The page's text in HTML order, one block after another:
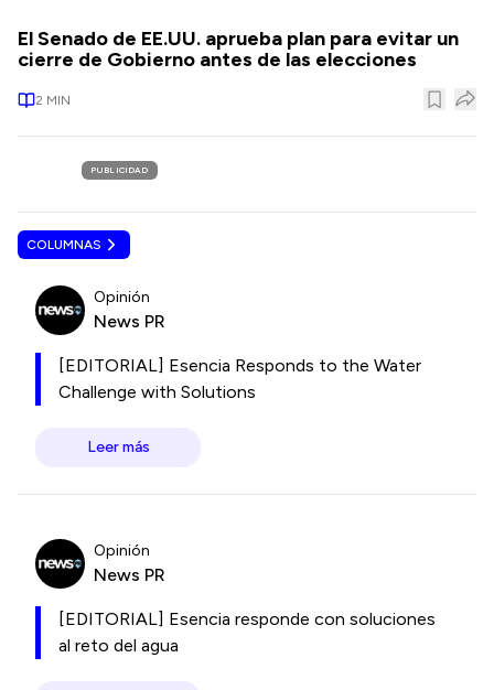
El Senado de EE.UU. aprueba plan para evitar un
cierre de Gobierno antes de las elecciones
2 MIN
PUBLICIDAD
COLUMNAS
Opinión
News PR
[EDITORIAL] Esencia Responds to the Water
Challenge with Solutions
Leer más
Opinión
News PR
[EDITORIAL] Esencia responde con soluciones
al reto del agua